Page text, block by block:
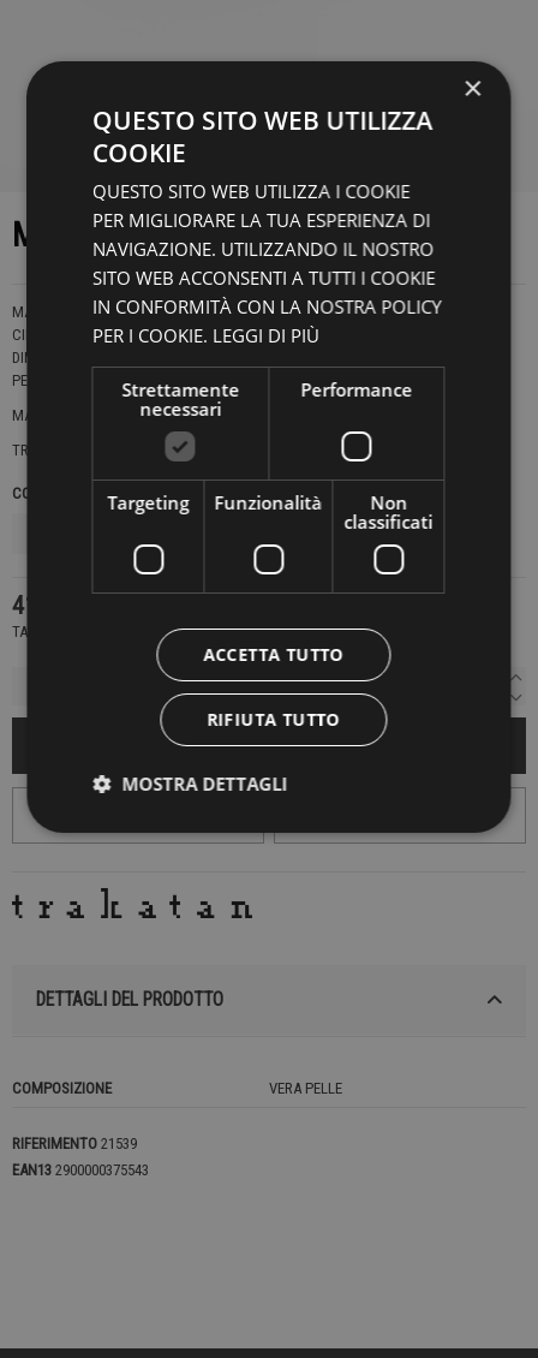
MARSUPIO TRAKATAN
MARSUPIO CON CINTURA IN VERA PELLE DI VITELLO PIENO FIORE ANILINA.
CINTURA UTILIZZABILE SEPARATA.
DIMENSIONI: 20X17 CM.
PEZZO UNICO.
MADE IN ITALY
TRK640
COLORE TAGLIE UNICHE
419,00 €
TASSE INCLUSE
AGGIUNGI AL CARRELLO
DETTAGLI DEL PRODOTTO
COMPOSIZIONE VERA PELLE
RIFERIMENTO 21539
EAN13 2900000375543
×
QUESTO SITO WEB UTILIZZA
COOKIE
QUESTO SITO WEB UTILIZZA I COOKIE
PER MIGLIORARE LA TUA ESPERIENZA DI
NAVIGAZIONE. UTILIZZANDO IL NOSTRO
SITO WEB ACCONSENTI A TUTTI I COOKIE
IN CONFORMITÀ CON LA NOSTRA POLICY
PER I COOKIE. LEGGI DI PIÙ
Strettamente
necessari
Performance
Targeting Funzionalità
Non
classificati
ACCETTA TUTTO
RIFIUTA TUTTO
MOSTRA DETTAGLI